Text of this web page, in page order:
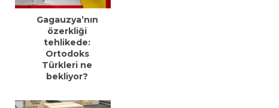
Gagauzya’nın
özerkliği
tehlikede:
Ortodoks
Türkleri ne
bekliyor?